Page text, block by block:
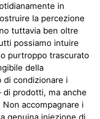
in
la percezione
tuttavia ben oltre
possiamo intuire
purtroppo trascurato
della
di condizionare i
prodotti, ma anche
accompagnare i
genuina iniezione di